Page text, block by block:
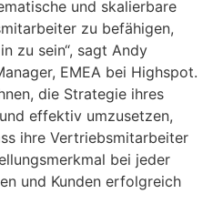
und skalierbare
zu befähigen,
zu sein“, sagt Andy
EMEA bei Highspot.
die Strategie ihres
effektiv umzusetzen,
ihre Vertriebsmitarbeiter
bei jeder
und Kunden erfolgreich